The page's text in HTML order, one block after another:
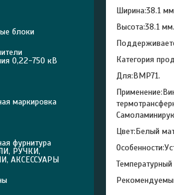
Ширина:38.1
Высота:38.1 мм.
Категория
Для:BMP71.
Цвет:Белый
блоки
0,22-750 кВ
маркировка
фурнитура
РУЧКИ,
АКСЕССУАРЫ